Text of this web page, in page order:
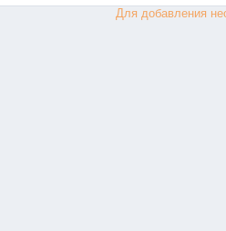
Для добавления